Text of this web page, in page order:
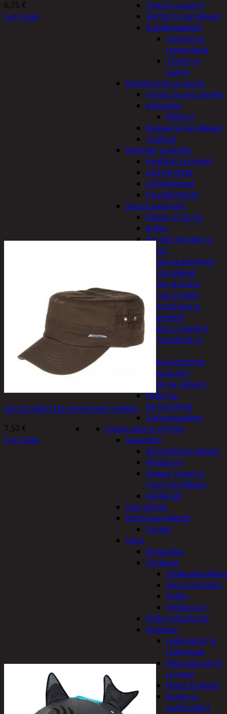
Tyynyt ja peitot
Verhot ja tarvikkeet
Vuodevaatteet
Lakanat ja
tyynynlinat
Tyynyt ja
peitot
Kylpyhuone ja sauna
Harjat ja pesuaineet
Kalusteet
Mittarit
Kiukaat ja tarvikkeet
Tuoksut
Kynttilät ja lyhdyt
Kynttilät ja lyhdyt
Led-kynttilät
Lyhtytelineet
Pöytäkynttilät
Sisustusesineet
Kalvot ja tarrat
Kellot
Koriste-esineet ja
kasvit
Taulut ja kehykset
Toimistotarvikkeet
Kynät ja kumit
Liimat ja teipit
Muistitaulut ja
magneetit
Vihkot ja paperit
Turvajärjestelmät ja
lukitus
Palovaroittimet
Riippulukot
Varastointi ja säilytys
Hyllyt ja -
kannattimet
Säilytyslaatikot
Vapaa-aika ja urheilu
Askartelu
Askartelutarvikkeet
Miniatyyri
Sakset, liimat ja
muut tarvikkeet
Värikynät
Harrasteet
Käsityötarvikkeet
Langat
Lelut
Ilmapallot
Pihalelut
Muut pihalelut
Pallot
Vesipyssyt
Radio-ohjattavat
Sisälelut
Leikkiautot ja
työkoneet
Muovailuvahat
ja limat
Muut sisälelut
Nuket ja
pehmolelut
6,75 €
Lue Lisää
ACCES MIESTEN LIPPALAKKI VIHREÄ
7,50 €
Lue Lisää